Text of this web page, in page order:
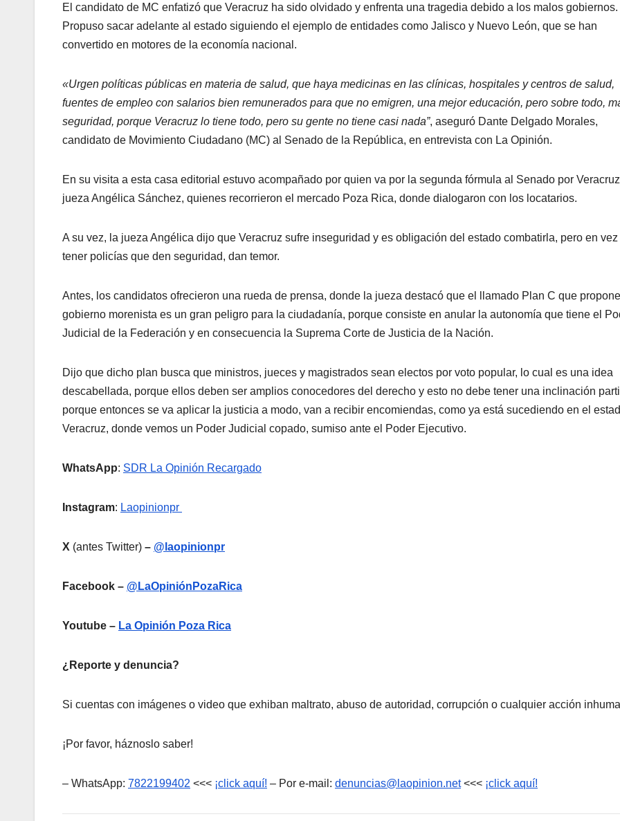
El candidato de MC enfatizó que Veracruz ha sido olvidado y enfrenta una tragedia debido a los malos gobiernos.
Propuso sacar adelante al estado siguiendo el ejemplo de entidades como Jalisco y Nuevo León, que se han
convertido en motores de la economía nacional.
«Urgen políticas públicas en materia de salud, que haya medicinas en las clínicas, hospitales y centros de salud,
fuentes de empleo con salarios bien remunerados para que no emigren, una mejor educación, pero sobre todo,
seguridad, porque Veracruz lo tiene todo, pero su gente no tiene casi nada”, aseguró Dante Delgado Morales,
candidato de Movimiento Ciudadano (MC) al Senado de la República, en entrevista con La Opinión.
En su visita a esta casa editorial estuvo acompañado por quien va por la segunda fórmula al Senado por
jueza Angélica Sánchez, quienes recorrieron el mercado Poza Rica, donde dialogaron con los locatarios.
A su vez, la jueza Angélica dijo que Veracruz sufre inseguridad y es obligación del estado combatirla, pero en vez
tener policías que den seguridad, dan temor.
Antes, los candidatos ofrecieron una rueda de prensa, donde la jueza destacó que el llamado Plan C que
gobierno morenista es un gran peligro para la ciudadanía, porque consiste en anular la autonomía que tiene el
Judicial de la Federación y en consecuencia la Suprema Corte de Justicia de la Nación.
Dijo que dicho plan busca que ministros, jueces y magistrados sean electos por voto popular, lo cual es una idea
descabellada, porque ellos deben ser amplios conocedores del derecho y esto no debe tener una inclinación
porque entonces se va aplicar la justicia a modo, van a recibir encomiendas, como ya está sucediendo en el
Veracruz, donde vemos un Poder Judicial copado, sumiso ante el Poder Ejecutivo.
WhatsApp: SDR La Opinión Recargado
Instagram: Laopinionpr
X (antes Twitter) – @laopinionpr
Facebook – @LaOpiniónPozaRica
Youtube – La Opinión Poza Rica
¿Reporte y denuncia?
Si cuentas con imágenes o video que exhiban maltrato, abuso de autoridad, corrupción o cualquier acción
¡Por favor, háznoslo saber!
– WhatsApp: 7822199402 <<< ¡click aquí! – Por e-mail: denuncias@laopinion.net<<< ¡click aquí!